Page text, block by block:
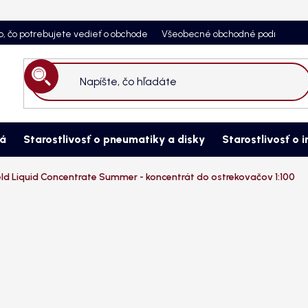
čo potrebujete vedieť o obchode Všeobecné obchodné podmienky
Hľadať
Starostlivosť o pneumatiky a disky Starostlivosť o
Liquid Concentrate Summer - koncentrát do ostrekovačov 1:100